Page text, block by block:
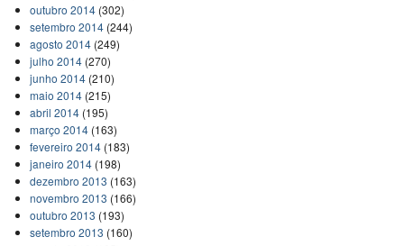
outubro 2014(302)
setembro 2014(244)
agosto 2014(249)
julho 2014(270)
junho 2014(210)
maio 2014(215)
abril 2014(195)
março 2014(163)
fevereiro 2014(183)
janeiro 2014(198)
dezembro 2013 (163)
novembro 2013 (166)
outubro 2013 (193)
setembro 2013 (160)